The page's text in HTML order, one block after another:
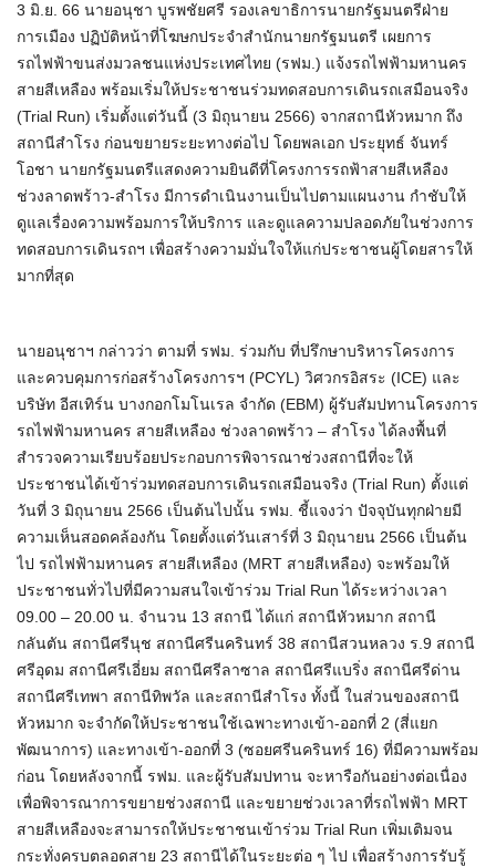
3 มิ.ย. 66 นายอนุชา บูรพชัยศรี รองเลขาธิการนายกรัฐมนตรีฝ่าย
การเมือง ปฏิบัติหน้าที่โฆษกประจำสำนักนายกรัฐมนตรี เผยการ
รถไฟฟ้าขนส่งมวลชนแห่งประเทศไทย (รฟม.) แจ้งรถไฟฟ้ามหานคร
สายสีเหลือง พร้อมเริ่มให้ประชาชนร่วมทดสอบการเดินรถเสมือนจริง
(Trial Run) เริ่มตั้งแต่วันนี้ (3 มิถุนายน 2566) จากสถานีหัวหมาก ถึง
สถานีสำโรง ก่อนขยายระยะทางต่อไป โดยพลเอก ประยุทธ์ จันทร์
โอชา นายกรัฐมนตรีแสดงความยินดีที่โครงการรถฟ้าสายสีเหลือง
ช่วงลาดพร้าว-สำโรง มีการดำเนินงานเป็นไปตามแผนงาน กำชับให้
ดูแลเรื่องความพร้อมการให้บริการ และดูแลความปลอดภัยในช่วงการ
ทดสอบการเดินรถฯ เพื่อสร้างความมั่นใจให้แก่ประชาชนผู้โดยสารให้
มากที่สุด
นายอนุชาฯ กล่าวว่า ตามที่ รฟม. ร่วมกับ ที่ปรึกษาบริหารโครงการ
และควบคุมการก่อสร้างโครงการฯ (PCYL) วิศวกรอิสระ (ICE) และ
บริษัท อีสเทิร์น บางกอกโมโนเรล จำกัด (EBM) ผู้รับสัมปทานโครงการ
รถไฟฟ้ามหานคร สายสีเหลือง ช่วงลาดพร้าว – สำโรง ได้ลงพื้นที่
สำรวจความเรียบร้อยประกอบการพิจารณาช่วงสถานีที่จะให้
ประชาชนได้เข้าร่วมทดสอบการเดินรถเสมือนจริง (Trial Run) ตั้งแต่
วันที่ 3 มิถุนายน 2566 เป็นต้นไปนั้น รฟม. ชี้แจงว่า ปัจจุบันทุกฝ่ายมี
ความเห็นสอดคล้องกัน โดยตั้งแต่วันเสาร์ที่ 3 มิถุนายน 2566 เป็นต้น
ไป รถไฟฟ้ามหานคร สายสีเหลือง (MRT สายสีเหลือง) จะพร้อมให้
ประชาชนทั่วไปที่มีความสนใจเข้าร่วม Trial Run ได้ระหว่างเวลา
09.00 – 20.00 น. จำนวน 13 สถานี ได้แก่ สถานีหัวหมาก สถานี
กลันตัน สถานีศรีนุช สถานีศรีนครินทร์ 38 สถานีสวนหลวง ร.9 สถานี
ศรีอุดม สถานีศรีเอี่ยม สถานีศรีลาซาล สถานีศรีแบริ่ง สถานีศรีด่าน
สถานีศรีเทพา สถานีทิพวัล และสถานีสำโรง ทั้งนี้ ในส่วนของสถานี
หัวหมาก จะจำกัดให้ประชาชนใช้เฉพาะทางเข้า-ออกที่ 2 (สี่แยก
พัฒนาการ) และทางเข้า-ออกที่ 3 (ซอยศรีนครินทร์ 16) ที่มีความพร้อม
ก่อน โดยหลังจากนี้ รฟม. และผู้รับสัมปทาน จะหารือกันอย่างต่อเนื่อง
เพื่อพิจารณาการขยายช่วงสถานี และขยายช่วงเวลาที่รถไฟฟ้า MRT
สายสีเหลืองจะสามารถให้ประชาชนเข้าร่วม Trial Run เพิ่มเติมจน
กระทั่งครบตลอดสาย 23 สถานีได้ในระยะต่อ ๆ ไป เพื่อสร้างการรับรู้